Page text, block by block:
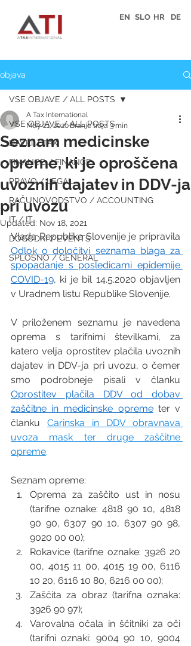
EN SLO HR DE
objava
VSE OBJAVE / ALL POSTS
DAVKI / TAX
FINANCE / FINANCE
PRAVO / LEGAL
RAČUNOVODSTVO / ACCOUNTING
IT / IT
DOGODKI / EVENTS
SPLOŠNO / GENERAL
VSE OBJAVE / ALL POSTS
Seznam medicinske
opreme, ki je oproščena
uvoznih dajatev in DDV-ja
pri uvozu
A Tax International
May 21, 2020Branje traja 3 min
Updated: Nov 18, 2021
Odlok o določitvi seznama blaga za
spopadanje s posledicami epidemije
COVID-19, ki je bil 14.5.2020 objavljen
v Uradnem listu Republike Slovenije.
V priloženem seznamu je navedena
oprema s tarifnimi številkami, za
katero velja oprostitev plačila uvoznih
dajatev in DDV-ja pri uvozu, o čemer
Oprostitev plačila DDV od dobav
zaščitne in medicinske opreme ter v
članku Carinska in DDV obravnava
uvoza mask ter druge zaščitne
opreme.
Seznam opreme:
Oprema za zaščito ust in nosu
(tarifne oznake: 4818 90 10, 4818
90 90, 6307 90 10, 6307 90 98,
9020 00 00);
Rokavice (tarifne oznake: 3926 20
00, 4015 11 00, 4015 19 00, 6116
10 20, 6116 10 80, 6216 00 00);
Zaščita za obraz (tarifna oznaka:
3926 90 97);
Varovalna očala in ščitniki za oči
(tarifni oznaki: 9004 90 10, 9004